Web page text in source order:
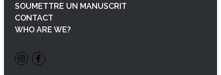
SOUMETTRE UN MANUSCRIT
CONTACT
WHO ARE WE?